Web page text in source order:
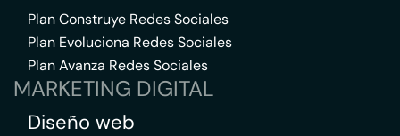
Plan Construye Redes Sociales
Plan Evoluciona Redes Sociales
Plan Avanza Redes Sociales
MARKETING DIGITAL
Diseño web